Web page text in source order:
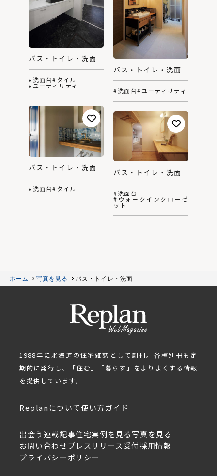
バス・トイレ・洗面
#洗面台#タイル
#ユーティリティ
バス・トイレ・洗面
#洗面台#ユーティリティ
バス・トイレ・洗面
#洗面台#タイル
バス・トイレ・洗面
#洗面台
#ウォークインクローゼ
ット
ホーム 写真を見る バス・トイレ・洗面
1988年に北海道の住宅雑誌として創刊。各種別冊も定
期的に発行し、「住む」「暮らす」をよりよくする情報
を提供しています。
Replanについて使い方ガイド
出会う 連載記事住宅実例を見る写真を見る
お問い合わせ プレスリリース受付採用情報
プライバシーポリシー